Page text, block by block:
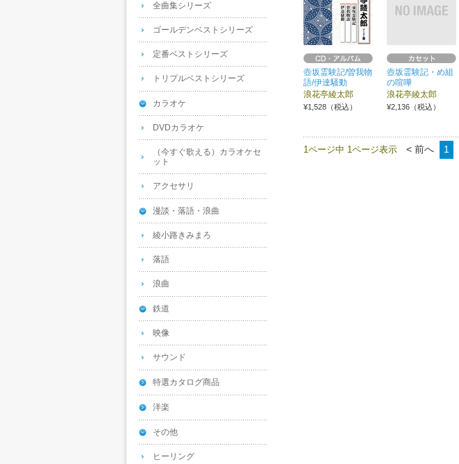
壺坂霊験記/曽我物
語/伊達騒動
浪花亭綾太郎
¥1,528（税込）
壺坂霊験記・め組
の喧嘩
浪花亭綾太郎
¥2,136（税込）
1ページ中 1ページ表示 < 前へ 1
全曲集シリーズ
ゴールデンベストシリーズ
定番ベストシリーズ
トリプルベストシリーズ
カラオケ
DVDカラオケ
（今すぐ歌える）カラオケセ
ット
アクセサリ
漫談・落語・浪曲
綾小路きみまろ
落語
浪曲
鉄道
映像
サウンド
特選カタログ商品
洋楽
その他
ヒーリング